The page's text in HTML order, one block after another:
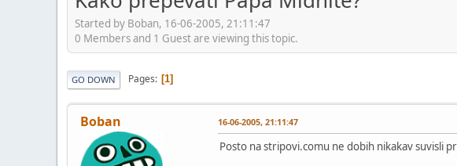
Started by Boban, 16-06-2005, 21:11:47
0 Members and 1 Guest are viewing this topic.
GO DOWN Pages 1
Boban 16-06-2005, 21:11:47
Posto na stripovi.comu ne dobih nikakav suvisli